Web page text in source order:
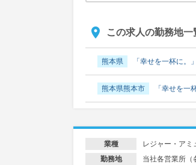
この求人の勤務地一
熊本県 「幸せを一杯に
熊本県熊本市 「幸せを
業種 レジャー・アミ
勤務地 当社各営業所（